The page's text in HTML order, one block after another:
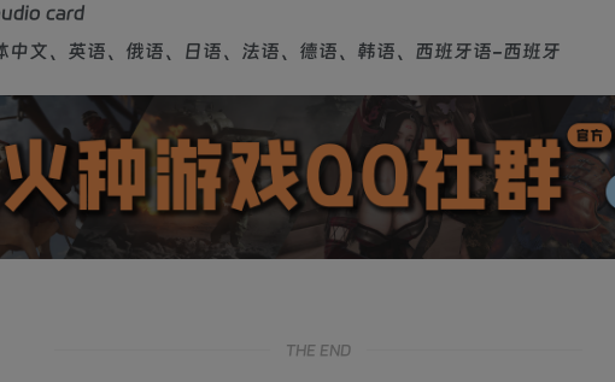
card
中文、英语、俄语、日语、法语、德语、韩语、西班牙语-西班牙
THE END